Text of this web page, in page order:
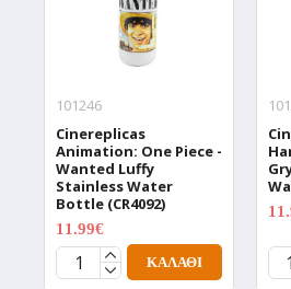
101246
Cinereplicas
Animation: One Piece -
Wanted Luffy
Stainless Water
Bottle (CR4092)
11.99€
ΚΑΛΆΘΙ